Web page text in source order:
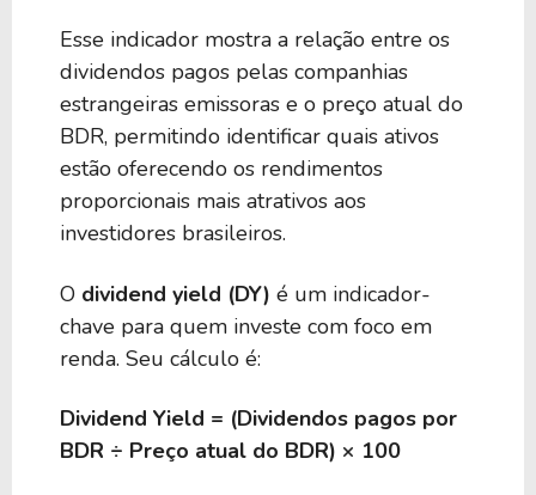
TXSA34 4,91%
C1PB34 4,88%
H1ST34 4,78%
4,78%
Esse indicador mostra a relação entre os
dividendos pagos pelas companhias
estrangeiras emissoras e o preço atual do
BDR, permitindo identificar quais ativos
estão oferecendo os rendimentos
proporcionais mais atrativos aos
investidores brasileiros.
O dividend yield (DY) é um indicador-
chave para quem investe com foco em
renda. Seu cálculo é:
Dividend Yield = (Dividendos pagos por
BDR ÷ Preço atual do BDR) × 100